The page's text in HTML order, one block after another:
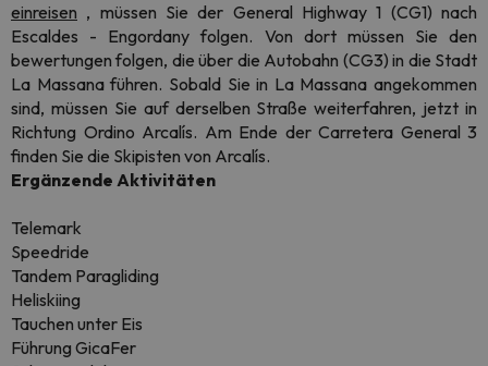
einreisen , müssen Sie der General Highway 1 (CG1) nach
Escaldes - Engordany folgen. Von dort müssen Sie den
bewertungen folgen, die über die Autobahn (CG3) in die Stadt
La Massana führen. Sobald Sie in La Massana angekommen
sind, müssen Sie auf derselben Straße weiterfahren, jetzt in
Richtung Ordino Arcalís. Am Ende der Carretera General 3
finden Sie die Skipisten von Arcalís.
Ergänzende Aktivitäten
Telemark
Speedride
Tandem Paragliding
Heliskiing
Tauchen unter Eis
Führung GicaFer